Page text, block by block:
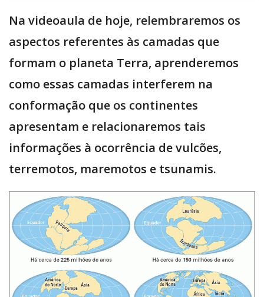
Na videoaula de hoje, relembraremos os
aspectos referentes às camadas que
formam o planeta Terra, aprenderemos
como essas camadas interferem na
conformação que os continentes
apresentam e relacionaremos tais
informações à ocorrência de vulcões,
terremotos, maremotos e tsunamis.